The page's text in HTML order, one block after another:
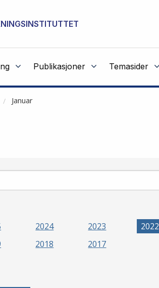
Publikasjoner Temasider
Januar
2024 2023 2022
2018 2017